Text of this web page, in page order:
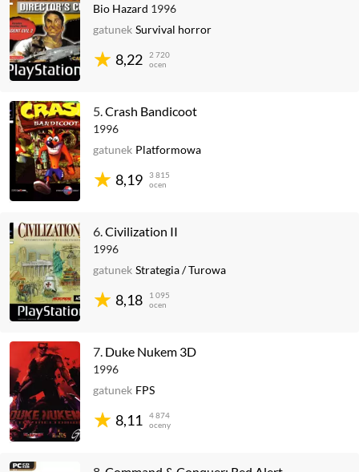
Bio Hazard 1996
8,22
2 720
ocen
gatunek Survival horror
5.Crash Bandicoot
1996
8,19
3 815
ocen
gatunek Platformowa
6.Civilization II
1996
8,18
1 095
ocen
gatunek Strategia/Turowa
7. Duke Nukem 3D
1996
8,11
4 874
oceny
gatunek FPS